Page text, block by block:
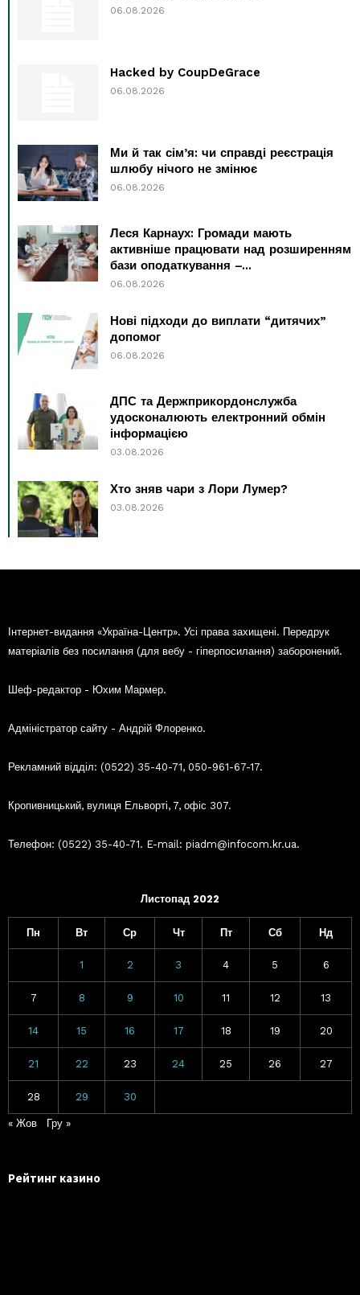
06.08.2026
Hacked by CoupDeGrace
06.08.2026
Ми й так сім’я: чи справді реєстрація
шлюбу нічого не змінює
06.08.2026
Леся Карнаух: Громади мають
активніше працювати над розширенням
бази оподаткування –...
06.08.2026
Нові підходи до виплати “дитячих”
допомог
06.08.2026
ДПС та Держприкордонслужба
удосконалюють електронний обмін
інформацією
03.08.2026
Хто зняв чари з Лори Лумер?
03.08.2026
Інтернет-видання «Україна-Центр». Усі права захищені. Передрук
матеріалів без посилання (для вебу - гіперпосилання) заборонений.
Шеф-редактор - Юхим Мармер.
Адміністратор сайту - Андрій Флоренко.
Рекламний відділ: (0522) 35-40-71, 050-961-67-17.
Кропивницький, вулиця Ельворті, 7, офіс 307.
Телефон: (0522) 35-40-71. E-mail: piadm@infocom.kr.ua.
Листопад 2022
Пн Вт Ср Чт Пт Сб Нд
1 2 3 4 5 6
7 8 9 10 11 12 13
14 15 16 17 18 19 20
21 22 23 24 25 26 27
28 29 30
« Жов Гру »
Рейтинг казино